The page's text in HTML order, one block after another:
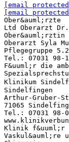
[email protected]
[email protected]
Ober&auml;rzte
Ltd Oberarzt
Oberarzt Syla
Pflegegruppe 5.2
Tel.: 07031 98-
F&uuml;r die
Klinikum
Sindelfingen
Arthur-Gruber-
71065
Tel.: 07031 98-0
Klinik f&uuml;r
Vaskul&auml;re